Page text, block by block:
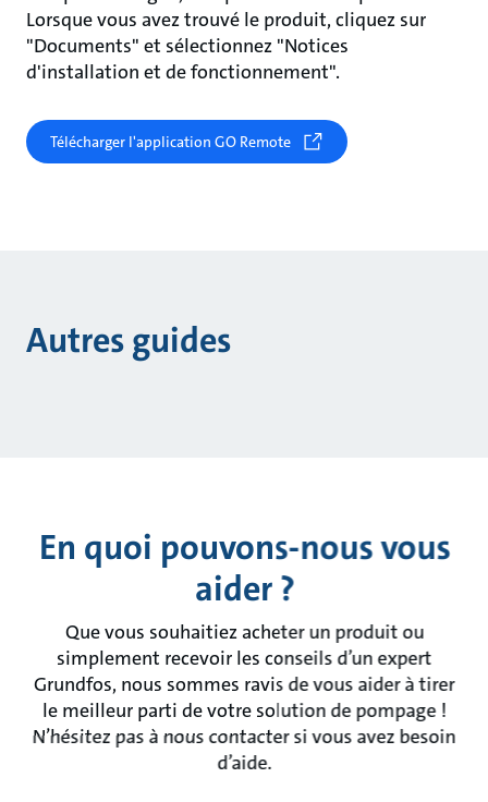
Lorsque vous avez trouvé le produit, cliquez sur
"Documents" et sélectionnez "Notices
d'installation et de fonctionnement".
Télécharger l'application GO Remote
Autres guides
En quoi pouvons-nous vous
aider ?
Que vous souhaitiez acheter un produit ou
simplement recevoir les conseils d’un expert
Grundfos, nous sommes ravis de vous aider à tirer
le meilleur parti de votre solution de pompage !
N’hésitez pas à nous contacter si vous avez besoin
d’aide.